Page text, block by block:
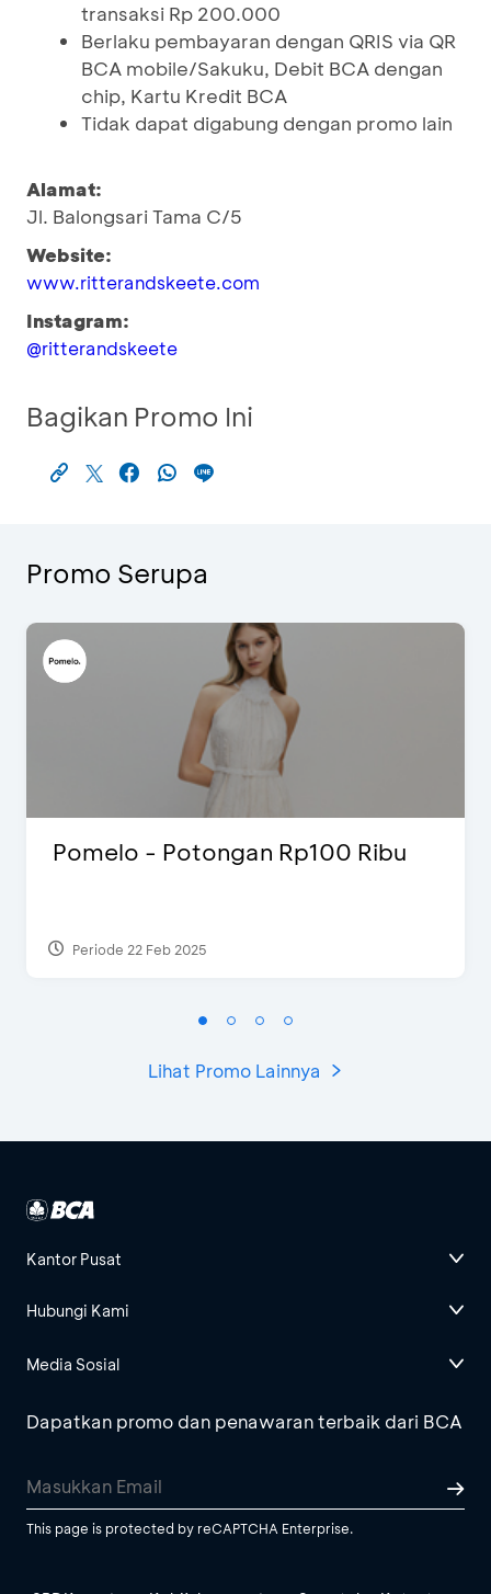
transaksi Rp 200.000
Berlaku pembayaran dengan QRIS via QR
BCA mobile/Sakuku, Debit BCA dengan
chip, Kartu Kredit BCA
Tidak dapat digabung dengan promo lain
Alamat:
Jl. Balongsari Tama C/5
Website:
www.ritterandskeete.com
Instagram:
@ritterandskeete
Bagikan Promo Ini
Promo Serupa
Pomelo - Potongan Rp100 Ribu
Periode 22 Feb 2025
Lihat Promo Lainnya
Kantor Pusat
Hubungi Kami
Media Sosial
Dapatkan promo dan penawaran terbaik dari BCA
This page is protected by reCAPTCHA Enterprise.